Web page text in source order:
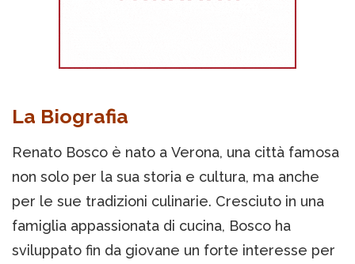
La Biografia
Renato Bosco è nato a Verona, una città famosa
non solo per la sua storia e cultura, ma anche
per le sue tradizioni culinarie. Cresciuto in una
famiglia appassionata di cucina, Bosco ha
sviluppato fin da giovane un forte interesse per